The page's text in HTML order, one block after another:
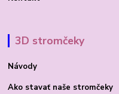
3D stromčeky
Návody
Ako stavať naše stromčeky